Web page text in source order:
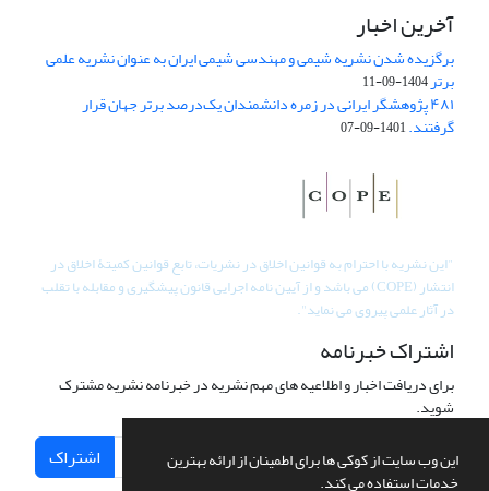
این وب سایت از کوکی ها برای اطمینان از ارائه بهترین
خدمات استفاده می کند.
آخرین اخبار
برگزیده شدن نشریه شیمی و مهندسی شیمی ایران به عنوان نشریه علمی
برتر1404-09-11
۴۸۱ پژوهشگر ایرانی در زمره دانشمندان یک‌درصد برتر جهان قرار
گرفتند.1401-09-07
"این نشریه با احترام به قوانین اخلاق در نشریات، تابع قوانین کمیتۀ اخلاق در
انتشار (COPE) می باشد و از آیین نامه اجرایی قانون پیشگیری و مقابله با تقلب
در آثار علمی پیروی می نماید".
اشتراک خبرنامه
برای دریافت اخبار و اطلاعیه های مهم نشریه در خبرنامه نشریه مشترک
شوید.
اشتراک